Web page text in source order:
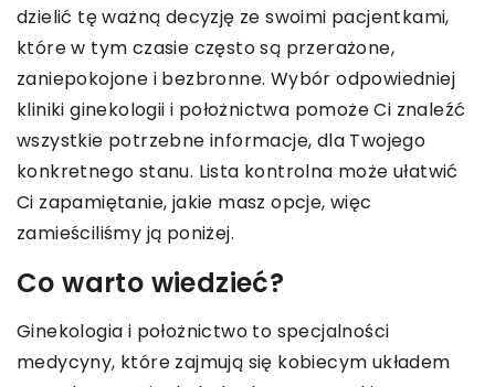
dzielić tę ważną decyzję ze swoimi pacjentkami,
które w tym czasie często są przerażone,
zaniepokojone i bezbronne. Wybór odpowiedniej
kliniki ginekologii i położnictwa pomoże Ci znaleźć
wszystkie potrzebne informacje, dla Twojego
konkretnego stanu. Lista kontrolna może ułatwić
Ci zapamiętanie, jakie masz opcje, więc
zamieściliśmy ją poniżej.
Co warto wiedzieć?
Ginekologia i położnictwo to specjalności
medycyny, które zajmują się kobiecym układem